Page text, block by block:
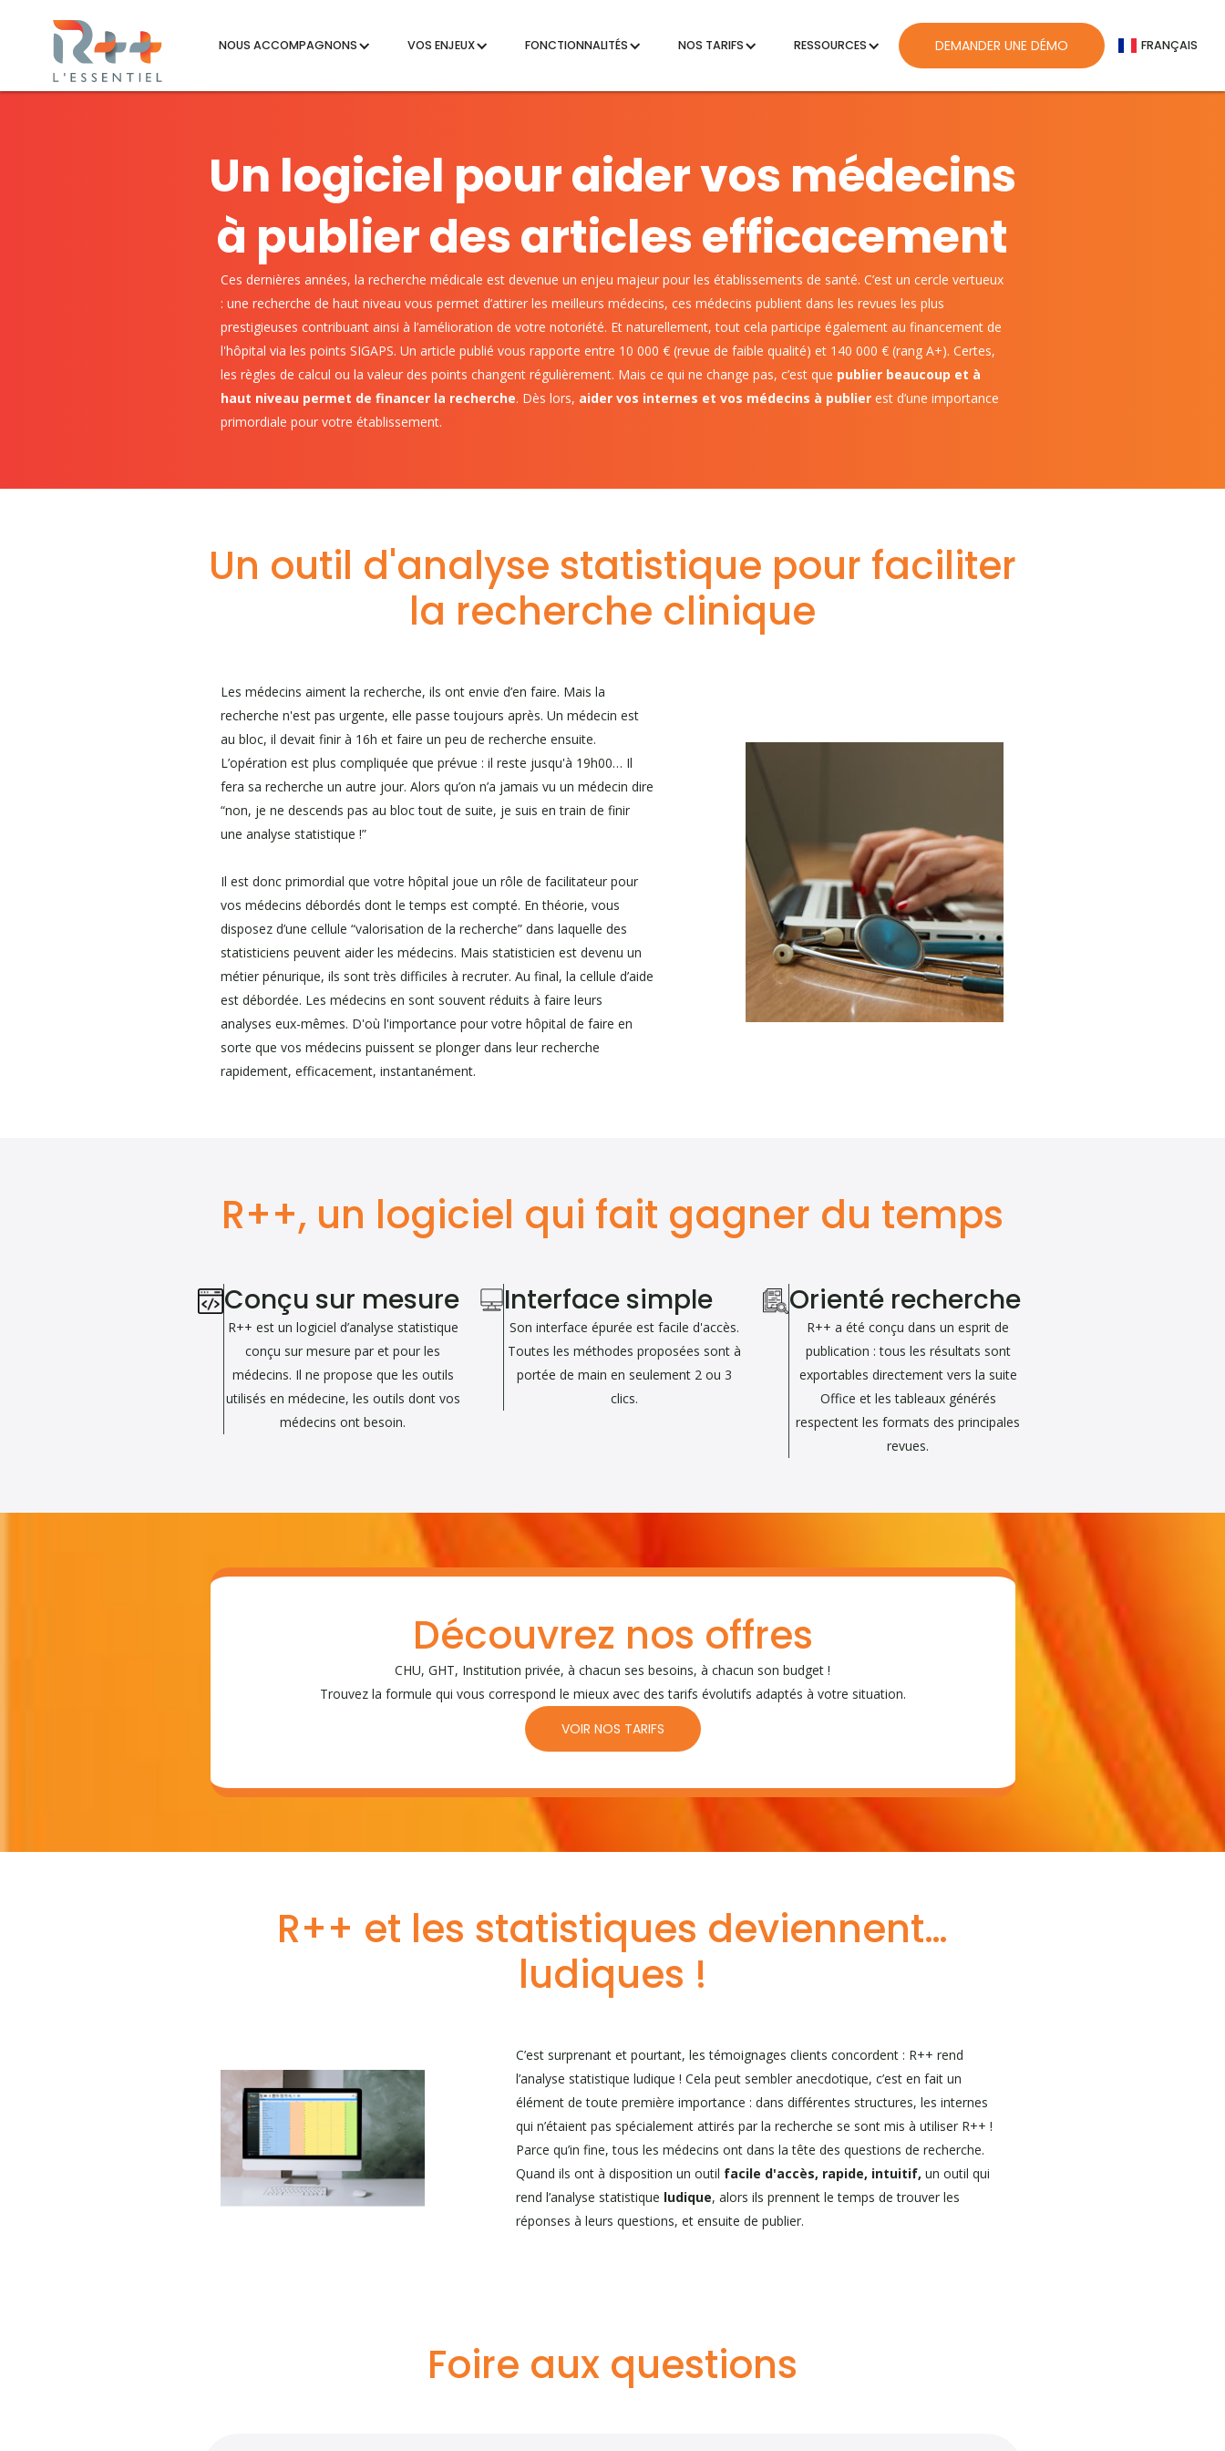
NOUS ACCOMPAGNONS VOS ENJEUX FONCTIONNALITÉS NOS TARIFS RESSOURCES DEMANDER UNE DÉMO
FRANÇAIS
Un logiciel pour aider vos médecins
à publier des articles efficacement
Ces dernières années, la recherche médicale est devenue un enjeu majeur pour les établissements de santé. C’est un cercle vertueux
: une recherche de haut niveau vous permet d’attirer les meilleurs médecins, ces médecins publient dans les revues les plus
prestigieuses contribuant ainsi à l’amélioration de votre notoriété. Et naturellement, tout cela participe également au financement de
l'hôpital via les points SIGAPS. Un article publié vous rapporte entre 10 000 € (revue de faible qualité) et 140 000 € (rang A+). Certes,
les règles de calcul ou la valeur des points changent régulièrement. Mais ce qui ne change pas, c’est que publier beaucoup et à
haut niveau permet de financer la recherche. Dès lors, aider vos internes et vos médecins à publier est d’une importance
primordiale pour votre établissement.
Un outil d'analyse statistique pour faciliter
la recherche clinique
Les médecins aiment la recherche, ils ont envie d’en faire. Mais la
recherche n'est pas urgente, elle passe toujours après. Un médecin est
au bloc, il devait finir à 16h et faire un peu de recherche ensuite.
L’opération est plus compliquée que prévue : il reste jusqu'à 19h00… Il
fera sa recherche un autre jour. Alors qu’on n’a jamais vu un médecin dire
“non, je ne descends pas au bloc tout de suite, je suis en train de finir
une analyse statistique !”
Il est donc primordial que votre hôpital joue un rôle de facilitateur pour
vos médecins débordés dont le temps est compté. En théorie, vous
disposez d’une cellule “valorisation de la recherche” dans laquelle des
statisticiens peuvent aider les médecins. Mais statisticien est devenu un
métier pénurique, ils sont très difficiles à recruter. Au final, la cellule d’aide
est débordée. Les médecins en sont souvent réduits à faire leurs
analyses eux-mêmes. D'où l'importance pour votre hôpital de faire en
sorte que vos médecins puissent se plonger dans leur recherche
rapidement, efficacement, instantanément.
R++, un logiciel qui fait gagner du temps
Conçu sur mesure
R++ est un logiciel d’analyse statistique
conçu sur mesure par et pour les
médecins. Il ne propose que les outils
utilisés en médecine, les outils dont vos
médecins ont besoin.
Interface simple
Son interface épurée est facile d'accès.
Toutes les méthodes proposées sont à
portée de main en seulement 2 ou 3
clics.
Orienté recherche
R++ a été conçu dans un esprit de
publication : tous les résultats sont
exportables directement vers la suite
Office et les tableaux générés
respectent les formats des principales
revues.
Découvrez nos offres
CHU, GHT, Institution privée, à chacun ses besoins, à chacun son budget !
Trouvez la formule qui vous correspond le mieux avec des tarifs évolutifs adaptés à votre situation.
VOIR NOS TARIFS
R++ et les statistiques deviennent…
ludiques !
C’est surprenant et pourtant, les témoignages clients concordent : R++ rend
l’analyse statistique ludique ! Cela peut sembler anecdotique, c’est en fait un
élément de toute première importance : dans différentes structures, les internes
qui n’étaient pas spécialement attirés par la recherche se sont mis à utiliser R++ !
Parce qu’in fine, tous les médecins ont dans la tête des questions de recherche.
Quand ils ont à disposition un outil facile d'accès, rapide, intuitif, un outil qui
rend l’analyse statistique ludique, alors ils prennent le temps de trouver les
réponses à leurs questions, et ensuite de publier.
Foire aux questions